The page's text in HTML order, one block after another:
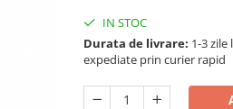
IN STOC
Durata de livrare: 1-3
expediate prin curier rapid